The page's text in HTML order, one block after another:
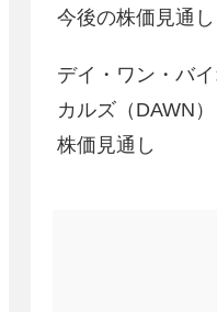
今後の株価見通し
デイ・ワン・バ
カルズ（DAWN
株価見通し